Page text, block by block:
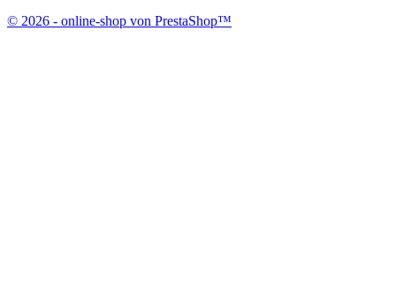
© 2026 - online-shop von PrestaShop™